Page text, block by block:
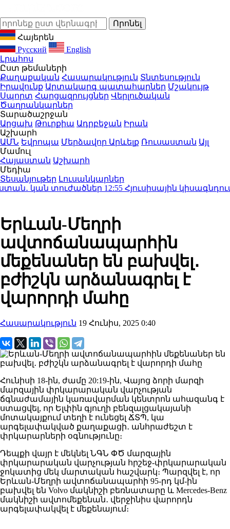
Հայերեն
Русский
English
Լրահոս
Ըստ թեմաների
Քաղաքական Հասարակություն Տնտեսություն
Իրավունք Արտակարգ պատահարներ Մշակույթ
Սպորտ Հարցազրույցներ Վերլուծական
Ծաղրանկարներ
Տարածաշրջան
Արցախ Թուրքիա Ադրբեջան Իրան
Աշխարհ
ԱՄՆ Եվրոպա Մերձավոր Արևելք Ռուսաստան Այլ
Մամուլ
Հայաստան Աշխարհ
Մեդիա
Տեսանյութեր Լուսանկարներ
կան տուժածներ12:55Հյուսիսային կիսագնդում
Երևան-Մեղրի
ավտոճանապարհին
մեքենաներ են բախվել․
բժիշկն արձանագրել է
վարորդի մահը
Հասարակություն 19 Հունիս, 2025 0:40
Հունիսի 18-ին, ժամը 20:19-ին, Վայոց ձորի մարզի
մարզային փրկարարական վարչության
ճգնաժամային կառավարման կենտրոն ահազանգ է
ստացվել, որ Ելփին գյուղի բենզալցակայանի
մոտակայքում տեղի է ունեցել ՃՏՊ, կա
արգելափակված քաղաքացի․ անհրաժեշտ է
փրկարարների օգնությունը։
Դեպքի վայր է մեկնել ՆԳՆ ՓԾ մարզային
փրկարարական վարչության հրշեջ-փրկարարական
ջոկատից մեկ մարտական հաշվարկ։ Պարզվել է, որ
Երևան-Մեղրի ավտոճանապարհի 95-րդ կմ-ին
բախվել են Volvo մակնիշի բեռնատարը և Mercedes-Benz
մակնիշի ավտոմեքենան․ վերջինիս վարորդն
արգելափակվել է մեքենայում։